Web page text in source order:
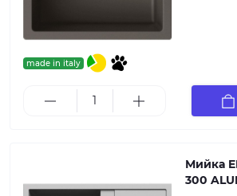
made in italy
Мийка
300